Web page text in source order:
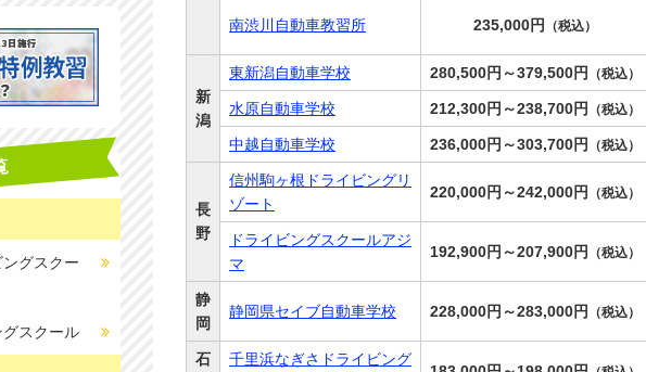
南渋川自動車教習所 235,000円 （税込）
新
潟
東新潟自動車学校 280,500円～379,500円 （税込）
水原自動車学校 212,300円～238,700円 （税込）
中越自動車学校 236,000円～303,700円 （税込）
長
野
信州駒ヶ根ドライビングリ
ゾート
220,000円～242,000円 （税込）
ドライビングスクールアジ
マ
192,900円～207,900円 （税込）
静
岡
静岡県セイブ自動車学校 228,000円～283,000円 （税込）
石 千里浜なぎさドライビング
グスクー
スクール